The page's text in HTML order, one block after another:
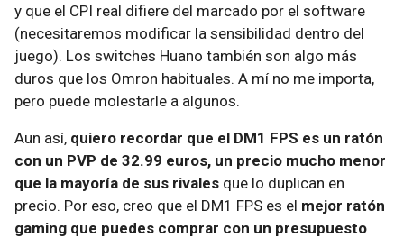
y que el CPI real difiere del marcado por el software
(necesitaremos modificar la sensibilidad dentro del
juego). Los switches Huano también son algo más
duros que los Omron habituales. A mí no me importa,
pero puede molestarle a algunos.
Aun así, quiero recordar que el DM1 FPS es un ratón
con un PVP de 32.99 euros, un precio mucho menor
que la mayoría de sus rivales que lo duplican en
precio. Por eso, creo que el DM1 FPS es el mejor ratón
gaming que puedes comprar con un presupuesto